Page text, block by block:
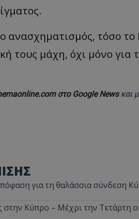
ανασχηματισμός, τόσο
τους μάχη, όχι μόνο για
στο Google Newsκαι
για τη θαλάσσια σύνδεση
στην Κύπρο – Μέχρι την Τετάρτη
ASP.NET_SessionId